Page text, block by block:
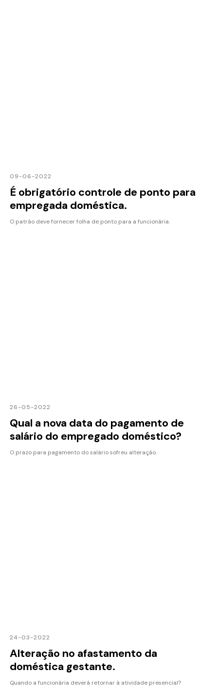
09-06-2022
É obrigatório controle de ponto para
empregada doméstica.
O patrão deve fornecer folha de ponto para a funcionária.
26-05-2022
Qual a nova data do pagamento de
salário do empregado doméstico?
O prazo para pagamento do salário sofreu alteração.
24-03-2022
Alteração no afastamento da
doméstica gestante.
Quando a funcionária deverá retornar à atividade presencial?